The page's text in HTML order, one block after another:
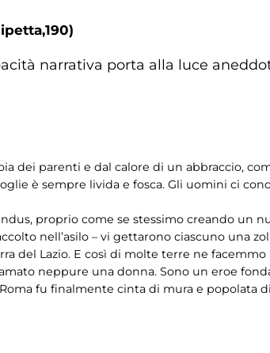
narrativa porta alla luce
dei parenti e dal calore di un abbraccio,
è sempre livida e fosca. Gli uomini ci
proprio come se stessimo creando un
nell’asilo – vi gettarono ciascuno una
del Lazio. E così di molte terre ne facemmo
neppure una donna. Sono un eroe
fu finalmente cinta di mura e popolata